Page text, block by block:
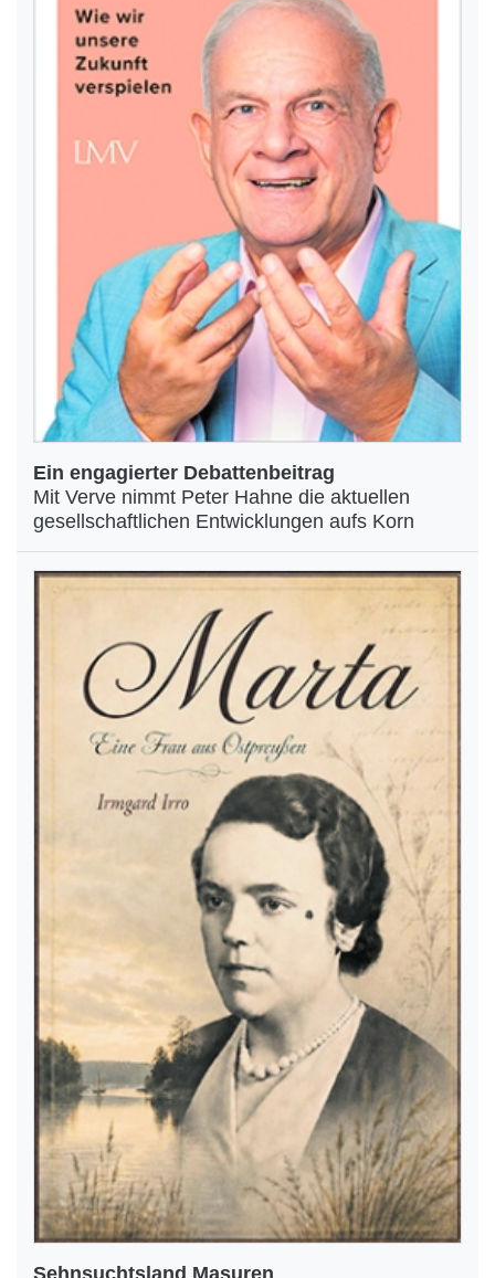
Ein engagierter Debattenbeitrag
Mit Verve nimmt Peter Hahne die aktuellen
gesellschaftlichen Entwicklungen aufs Korn